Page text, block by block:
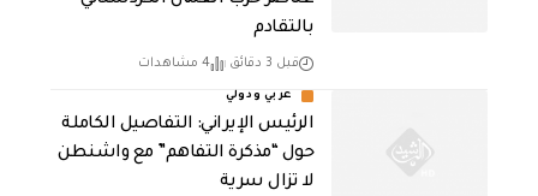
بالتقادم
قبل 3 دقائق 4 مشاهدات
عربي ودولي
الرئيس الإيراني: التفاصيل الكاملة
حول “مذكرة التفاهم” مع واشنطن
لا تزال سرية